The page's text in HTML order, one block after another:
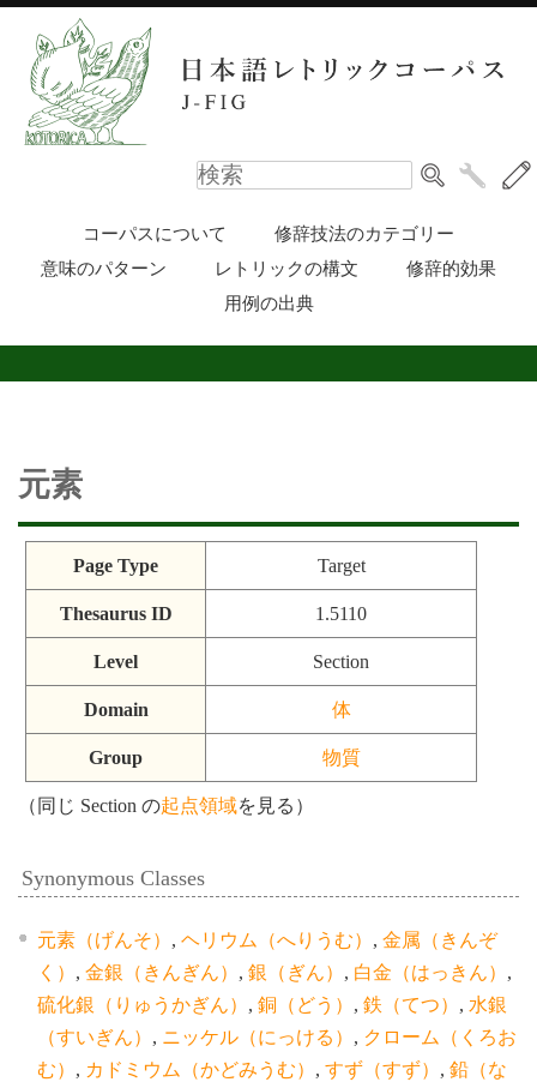
コーパスについて
修辞技法のカテゴリー
意味のパターン
レトリックの構文
修辞的効果
用例の出典
元素
Page Type Target
Thesaurus ID 1.5110
Level Section
Domain 体
Group 物質
（同じ Section の起点領域を見る）
Synonymous Classes
元素（げんそ） , ヘリウム（へりうむ） , 金属（きんぞ
く） , 金銀（きんぎん） , 銀（ぎん） , 白金（はっきん） ,
硫化銀（りゅうかぎん） , 銅（どう） , 鉄（てつ） , 水銀
（すいぎん） , ニッケル（にっける） , クローム（くろお
む） , カドミウム（かどみうむ） , すず（すず） , 鉛（な